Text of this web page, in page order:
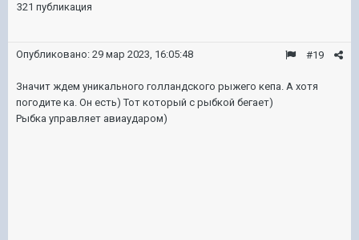
321 публикация
#19
Опубликовано: 29 мар 2023, 16:05:48
Значит ждем уникального голландского рыжего кепа. А хотя
погодите ка. Он есть) Тот который с рыбкой бегает)
Рыбка управляет авиаударом)